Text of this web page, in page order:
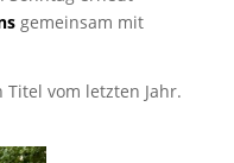
gemeinsam mit
vom letzten Jahr.